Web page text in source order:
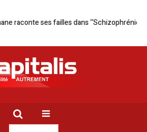
ses failles dans ‘‘Schizophrénie’’ A